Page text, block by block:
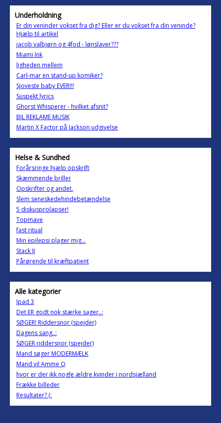
Underholdning
Er din veninder vokset fra dig? Eller er du vokset fra din veninde?
Hjælp til artikel
jacob valbjørn og 4fod - lønslaver???
Miami Ink
ligheden mellem
Carl-mar en stand-up komiker?
Sjoveste baby EVER!!!
Suspekt lyrics
Ghorst Whisperer - hvilket afsnit?
BIL REKLAME MUSIK
Martin X Factor på Jackson udgivelse
Helse & Sundhed
Forårsringe hjælp opskrift
Skæmmende briller
Opskrifter og andet.
Slem seneskedehindebetændelse
5 diskusprolapser!
Topmave
fast ritual
Min epilepsi plager mig...
Stack II
Pårørende til kræftpatient
Alle kategorier
Ipad 3
Det ER godt nok stærke sager..:
SØGER! Riddersnor (spejder)
Dagens sang..:
SØGER riddersnor (spejder)
Mand søger MODERMÆLK
Mand vil Amme Q
hvor er der ikk nogle ældre kvinder i nordsjælland
Frække billeder
Resultater? (: